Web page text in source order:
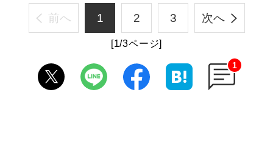
前へ 1 2 3 次へ
[1/3ページ]
1